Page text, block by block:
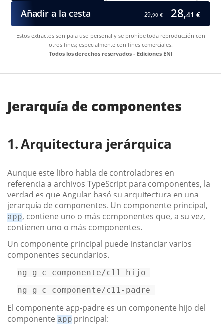
Añadir a la cesta 29,90 € 28,41 €
Estos extractos son para uso personal y se prohíbe toda reproducción con
otros fines; especialmente con fines comerciales.
Todos los derechos reservados - Ediciones ENI
Jerarquía de componentes
Arquitectura jerárquica
Aunque este libro habla de controladores en
referencia a archivos TypeScript para componentes, la
verdad es que Angular basó su arquitectura en una
jerarquía de componentes. Un componente principal,
app, contiene uno o más componentes que, a su vez,
contienen uno o más componentes.
Un componente principal puede instanciar varios
componentes secundarios.
ng g c componente/c11-hijo
ng g c componente/c11-padre
El componente app-padre es un componente hijo del
componente app principal: